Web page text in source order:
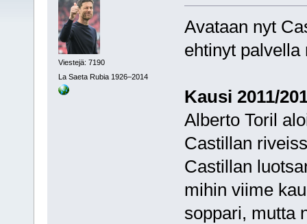
Viestejä: 7190
La Saeta Rubia 1926–2014
Avataan nyt
ehtinyt palvella
Kausi 2011/
Alberto Toril
Castillan
Castillan
mihin viime
soppari, mutta